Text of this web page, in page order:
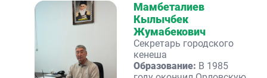
Мамбеталиев
Кылычбек
Жумабекович
Секретарь городского
кенеша
Образование: В 1985